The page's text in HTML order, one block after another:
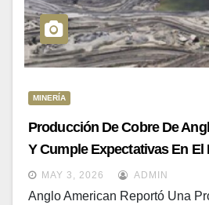
MINERÍA
Producción De Cobre De
Y Cumple Expectativas En El
MAY 3, 2026 ADMIN
Anglo American Reportó Una